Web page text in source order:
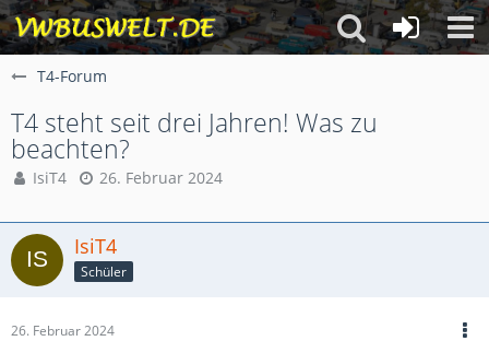
T4-Forum
T4 steht seit drei Jahren! Was zu
beachten?
IsiT4 26. Februar 2024
IsiT4
Schüler
26. Februar 2024